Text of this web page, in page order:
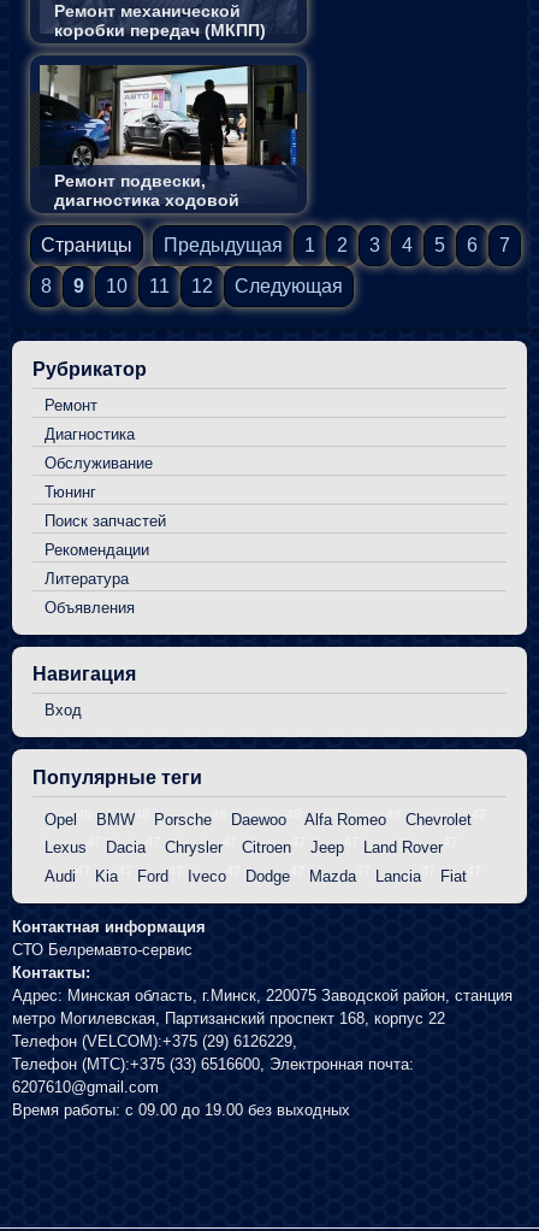
Ремонт механической
коробки передач (МКПП)
Ремонт подвески,
диагностика ходовой
Страницы Предыдущая 1 2 3 4 5 6
7
8
9 10 11 12 Следующая
Рубрикатор
Ремонт
Диагностика
Обслуживание
Тюнинг
Поиск запчастей
Рекомендации
Литература
Объявления
Навигация
Вход
Популярные теги
Opel BMW48 Porsche Daewoo Alfa Romeo Chevrolet
Lexus Dacia Chrysler47 Citroen Jeep Land Rover47
Audi Kia Ford Iveco Dodge Mazda Lancia Fiat
Контактная информация
СТО Белремавто-сервис
Контакты:
Адрес: Минская область, г.Минск 220075 Заводской район, станция
метро Могилевская, Партизанский проспект 168, корпус 22
Телефон (VELCOM):+375 (29) 6126229
Телефон (МТС):+375 (33) 6516600 , Электронная почта:
6207610@gmail.com
Время работы: с 09.00 до 19.00 без выходных